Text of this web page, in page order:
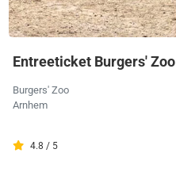
Entreeticket Burgers' Zoo
Burgers' Zoo
Arnhem
4.8 / 5